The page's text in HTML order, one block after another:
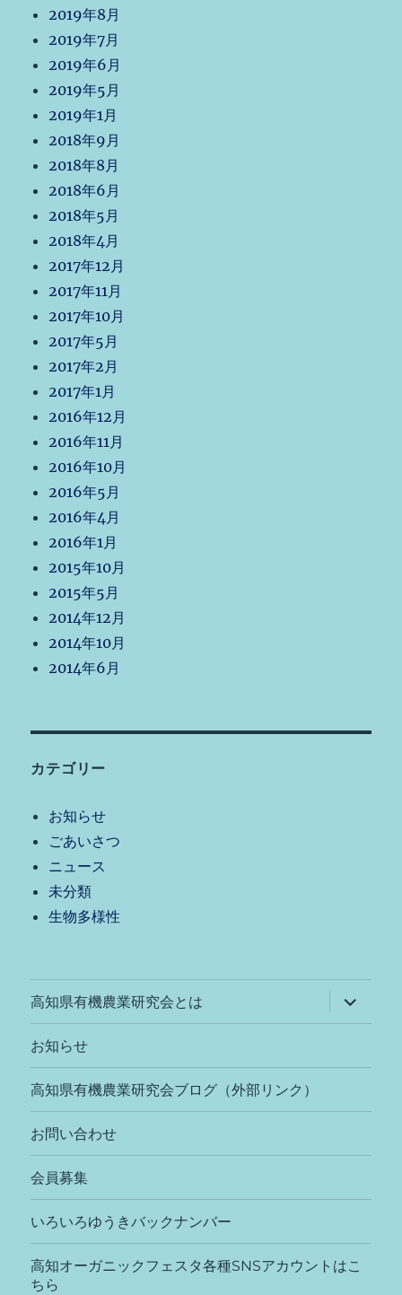
2019年8月
2019年7月
2019年6月
2019年5月
2019年1月
2018年9月
2018年8月
2018年6月
2018年5月
2018年4月
2017年12月
2017年11月
2017年10月
2017年5月
2017年2月
2017年1月
2016年12月
2016年11月
2016年10月
2016年5月
2016年4月
2016年1月
2015年10月
2015年5月
2014年12月
2014年10月
2014年6月
カテゴリー
お知らせ
ごあいさつ
ニュース
未分類
生物多様性
高知県有機農業研究会とは
サ
ブ
メ
ー
開
お知らせ
高知県有機農業研究会ブログ（外部リンク）
お問い合わせ
会員募集
いろいろゆうきバックナンバー
高知オーガニックフェスタ各種SNSアカウントはこ
ちら